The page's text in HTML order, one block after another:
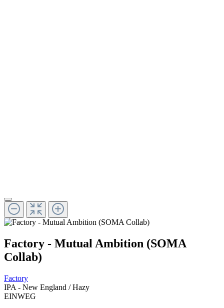
Factory - Mutual Ambition (SOMA
Collab)
Factory
IPA - New England / Hazy
EINWEG